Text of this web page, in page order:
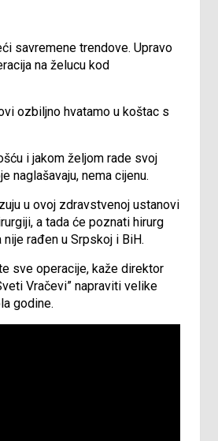
savremene trendove. Upravo
na želucu kod
ozbiljno hvatamo u koštac s
i jakom željom rade svoj
naglašavaju, nema cijenu.
u ovoj zdravstvenoj ustanovi
a tada će poznati hirurg
rađen u Srpskoj i BiH.
sve operacije, kaže direktor
Vračevi” napraviti velike
godine.